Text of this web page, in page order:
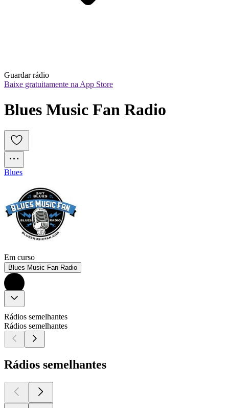
Guardar rádio
Baixe gratuitamente na App Store
Blues Music Fan Radio
Blues
Em curso
Blues Music Fan Radio
Rádios semelhantes
Rádios semelhantes
Rádios semelhantes